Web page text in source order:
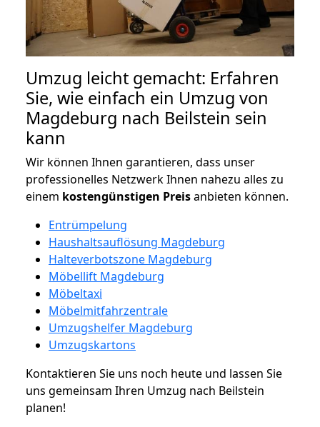
Umzug leicht gemacht: Erfahren
Sie, wie einfach ein Umzug von
Magdeburg nach Beilstein sein
kann
Wir können Ihnen garantieren, dass unser
professionelles Netzwerk Ihnen nahezu alles zu
einem kostengünstigen Preisanbieten können.
Entrümpelung
Haushaltsauflösung Magdeburg
Halteverbotszone Magdeburg
Möbellift Magdeburg
Möbeltaxi
Möbelmitfahrzentrale
Umzugshelfer Magdeburg
Umzugskartons
Kontaktieren Sie uns noch heute und lassen Sie
uns gemeinsam Ihren Umzug nach Beilstein
planen!